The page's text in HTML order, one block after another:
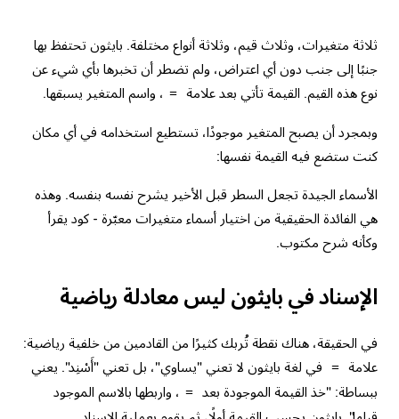
ثلاثة متغيرات، وثلاث قيم، وثلاثة أنواع مختلفة. بايثون تحتفظ بها
جنبًا إلى جنب دون أي اعتراض، ولم تضطر أن تخبرها بأي شيء عن
نوع هذه القيم. القيمة تأتي بعد علامة = ، واسم المتغير يسبقها.
وبمجرد أن يصبح المتغير موجودًا، تستطيع استخدامه في أي مكان
كنت ستضع فيه القيمة نفسها:
الأسماء الجيدة تجعل السطر قبل الأخير يشرح نفسه بنفسه. وهذه
هي الفائدة الحقيقية من اختيار أسماء متغيرات معبّرة - كود يقرأ
وكأنه شرح مكتوب.
الإسناد في بايثون ليس معادلة رياضية
في الحقيقة، هناك نقطة تُربك كثيرًا من القادمين من خلفية رياضية:
علامة =
في لغة بايثون لا تعني "يساوي"، بل تعني "أَسْنِد". يعني
ببساطة: "خذ القيمة الموجودة بعد = ، واربطها بالاسم الموجود